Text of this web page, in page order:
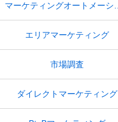
エリアマーケティング
市場調査
ダイレクトマーケティング